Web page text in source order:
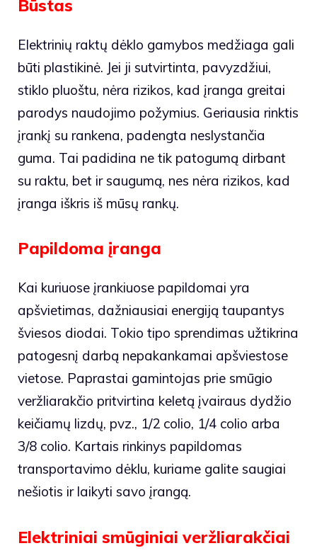
Būstas
Elektrinių raktų dėklo gamybos medžiaga gali
būti plastikinė. Jei ji sutvirtinta, pavyzdžiui,
stiklo pluoštu, nėra rizikos, kad įranga greitai
parodys naudojimo požymius. Geriausia rinktis
įrankį su rankena, padengta neslystančia
guma. Tai padidina ne tik patogumą dirbant
su raktu, bet ir saugumą, nes nėra rizikos, kad
įranga iškris iš mūsų rankų.
Papildoma įranga
Kai kuriuose įrankiuose papildomai yra
apšvietimas, dažniausiai energiją taupantys
šviesos diodai. Tokio tipo sprendimas užtikrina
patogesnį darbą nepakankamai apšviestose
vietose. Paprastai gamintojas prie smūgio
veržliarakčio pritvirtina keletą įvairaus dydžio
keičiamų lizdų, pvz., 1/2 colio, 1/4 colio arba
3/8 colio. Kartais rinkinys papildomas
transportavimo dėklu, kuriame galite saugiai
nešiotis ir laikyti savo įrangą.
Elektriniai smūginiai veržliarakčiai